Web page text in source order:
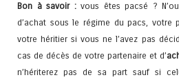
Bon à savoir :vous êtes pacsé ?
d’achat sous le régime du pacs, votre
votre héritier si vous ne l’avez pas
cas de décès de votre partenaire et d’
n’hériterez pas de sa part sauf si